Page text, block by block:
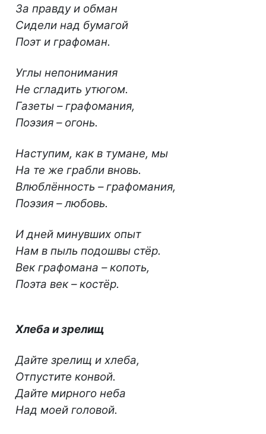
За правду и обман
Сидели над бумагой
Поэт и графоман.
Углы непонимания
Не сгладить утюгом.
Газеты – графомания,
Поэзия – огонь.
Наступим, как в тумане, мы
На те же грабли вновь.
Влюблённость – графомания,
Поэзия – любовь.
И дней минувших опыт
Нам в пыль подошвы стёр.
Век графомана – копоть,
Поэта век – костёр.
Хлеба и зрелищ
Дайте зрелищ и хлеба,
Отпустите конвой.
Дайте мирного неба
Над моей головой.